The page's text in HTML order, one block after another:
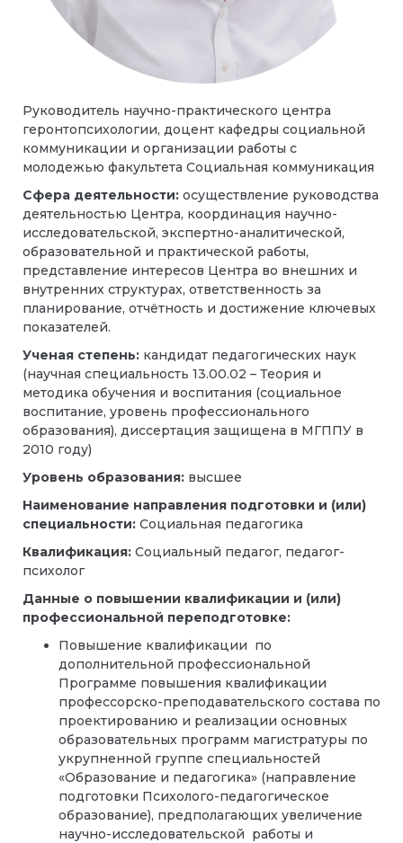
Руководитель научно-практического центра
геронтопсихологии, доцент кафедры социальной
коммуникации и организации работы с
молодежью факультета Социальная коммуникация
Сфера деятельности: осуществление руководства
деятельностью Центра, координация научно-
исследовательской, экспертно-аналитической,
образовательной и практической работы,
представление интересов Центра во внешних и
внутренних структурах, ответственность за
планирование, отчётность и достижение ключевых
показателей.
Ученая степень: кандидат педагогических наук
(научная специальность 13.00.02 – Теория и
методика обучения и воспитания (социальное
воспитание, уровень профессионального
образования), диссертация защищена в МГППУ в
2010 году)
Уровень образования: высшее
Наименование направления подготовки и (или)
специальности: Социальная педагогика
Квалификация: Социальный педагог, педагог-
психолог
Данные о повышении квалификации и (или)
профессиональной переподготовке:
Повышение квалификации по
дополнительной профессиональной
Программе повышения квалификации
профессорско-преподавательского состава по
проектированию и реализации основных
образовательных программ магистратуры по
укрупненной группе специальностей
«Образование и педагогика» (направление
подготовки Психолого-педагогическое
образование), предполагающих увеличение
научно-исследовательской работы и